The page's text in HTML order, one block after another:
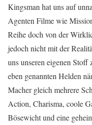
Kingsman hat uns auf
Agenten Filme wie
Reihe doch von der
jedoch nicht mit der
uns unseren eigenen Stoff
eben genannten Helden
Macher gleich mehrere
Action, Charisma, coole
Bösewicht und eine